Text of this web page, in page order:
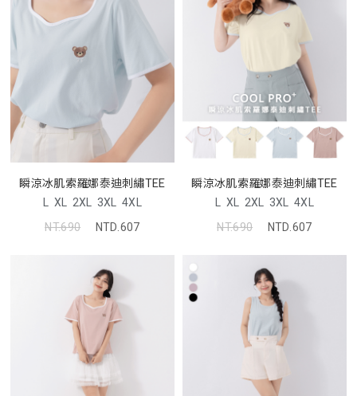
瞬涼冰肌索羅娜泰迪刺繡TEE
L XL 2XL 3XL 4XL
NT.690
NTD.607
瞬涼冰肌索羅娜泰迪刺繡TEE
L XL 2XL 3XL 4XL
NT.690
NTD.607